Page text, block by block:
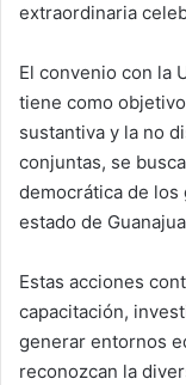
extraordinaria
El convenio con la
tiene como
sustantiva y la no
conjuntas, se
democrática de
estado de
Estas acciones
capacitación,
generar entornos
reconozcan la